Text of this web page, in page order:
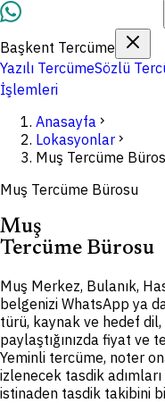
Başkent Tercüme
Yazılı TercümeSözlü
İşlemleri
Anasayfa chevron_right
Lokasyonlar chevron_right
Muş Tercüme
Muş Tercüme Bürosu
Muş
Tercüme Bürosu
Muş Merkez, Bulanık,
belgenizi WhatsApp ya
türü, kaynak ve hedef
paylaştığınızda fiyat ve
Yeminli tercüme, noter
izlenecek tasdik adımları
istinaden tasdik takibini